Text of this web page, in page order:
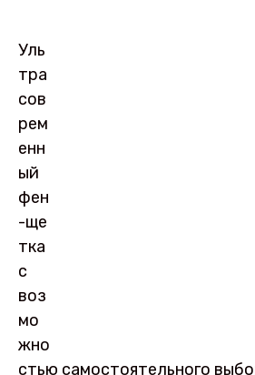
Уль
тра
сов
рем
енн
ый
фен
-ще
тка
с
воз
мо
жно
стью самостоятельного